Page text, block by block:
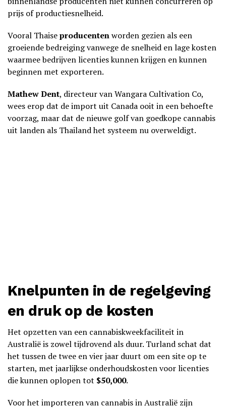
prijs of productiesnelheid.
Vooral Thaiseproducentenworden gezien als een
groeiende bedreiging vanwege de snelheid en lage kosten
waarmee bedrijven licenties kunnen krijgen en kunnen
beginnen met exporteren.
Mathew Dent, directeur van Wangara Cultivation Co,
wees erop dat de import uit Canada ooit in een behoefte
voorzag, maar dat de nieuwe golf van goedkope cannabis
uit landen als Thailand het systeem nu overweldigt.
Knelpunten in de regelgeving
en druk op de kosten
Het opzetten van een cannabiskweekfaciliteit in
Australië is zowel tijdrovend als duur. Turland schat dat
het tussen de twee en vier jaar duurt om een site op te
starten, met jaarlijkse onderhoudskosten voor licenties
die kunnen oplopen tot $50,000.
Voor het importeren van cannabis in Australië zijn